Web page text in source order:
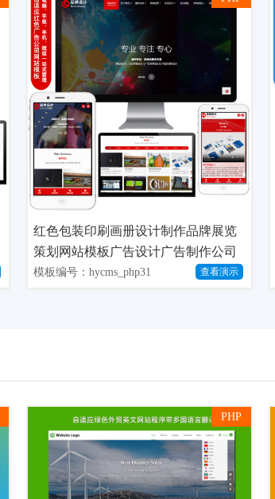
红色包装印刷画册设计制作品牌展览
策划网站模板广告设计广告制作公司
源码
模板编号：hycms_php31 查看演示
PHP